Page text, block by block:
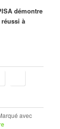
démontre
à
avec